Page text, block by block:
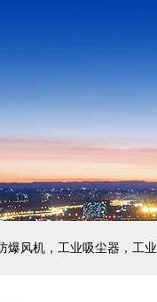
爆风机，工业吸尘器，工